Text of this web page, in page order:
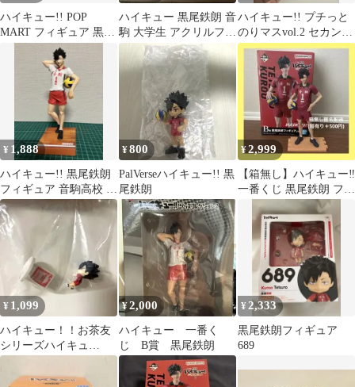
ハイキュー!! POP
MART フィギュア 黒尾
ハイキュー 黒尾鉄朗 音
駒 大学生 アクリルフィ
ギュア ジャンプGIGA
ハイキュー!! プチっと
のりマスvol.2 セカンド
ユニホーム 黒尾鉄朗
¥ 1,888
ハイキュー!! 黒尾鉄朗
フィギュア 音駒高校 フ
リューくじ B賞
¥800
PalVerseハイキュー!! 黒
尾鉄朗
¥2,999
【箱無し】ハイキュー‼︎
一番くじ 黒尾鉄朗 フィ
ギュア ゴミ捨て場の決
戦2
¥ 1,099
ハイキュー！！お茶友
シリーズハイキュ
ー！！頂のブレイクタ
イム 黒尾鉄朗
¥2,000
ハイキュー 一番く
じ B賞 黒尾鉄朗
¥ 2,333
黒尾鉄朗フィギュア
689